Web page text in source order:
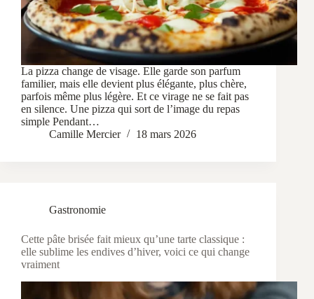
La pizza change de visage. Elle garde son parfum
familier, mais elle devient plus élégante, plus chère,
parfois même plus légère. Et ce virage ne se fait pas
en silence. Une pizza qui sort de l’image du repas
simple Pendant…
Camille Mercier
18 mars 2026
Gastronomie
Cette pâte brisée fait mieux qu’une tarte classique :
elle sublime les endives d’hiver, voici ce qui change
vraiment